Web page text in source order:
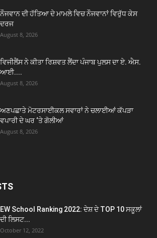
ਨੌਜਵਾਨ ਦੀ ਹੱਤਿਆ ਦੇ ਮਾਮਲੇ ਵਿਚ ਨੌਜਵਾਨਾਂ ਵਿਰੁੱਧ ਕੇਸ
ਦਰਜ
August 8, 2026
ਵਿਜੀਲੈਂਸ ਨੇ ਕੀਤਾ ਰਿਸ਼ਵਤ ਲੈਂਦਾ ਪੰਜਾਬ ਪੁਲਸ ਦਾ ਏ. ਐਸ.
ਆਈ....
August 8, 2026
ਅਣਪਛਾਤੇ ਮੋਟਰਸਾਈਕਲ ਸਵਾਰਾਂ ਨੇ ਚਲਾਈਆਂ ਕੱਪੜਾ
ਵਪਾਰੀ ਦੇ ਘਰ ‘ਤੇ ਗੋਲੀਆਂ
August 8, 2026
EW School Ranking 2022: ਦੇਸ਼ ਦੇ TOP 10 ਸਕੂਲਾਂ
ਦੀ ਲਿਸਟ...
October 12, 2022